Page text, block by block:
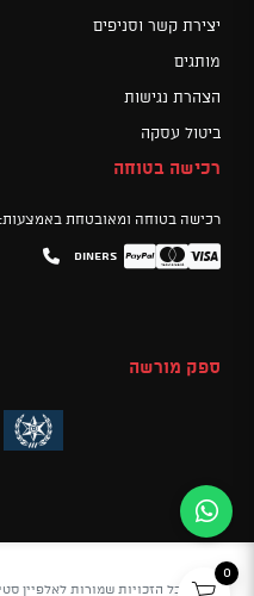
יצירת קשר וסניפים
מותגים
הצהרת נגישות
ביטול עסקה
רכישה בטוחה
רכישה בטוחה ומאובטחת באמצעות:
Visa
Mastercard
PayPal
Diners
ספק מורשה
כל הזכויות שמורות לאלפיין סטייל
0